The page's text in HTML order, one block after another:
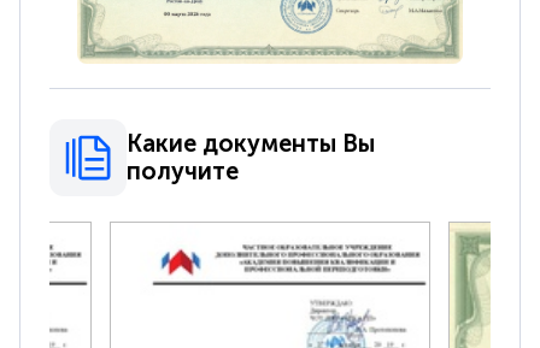
Какие документы Вы
получите